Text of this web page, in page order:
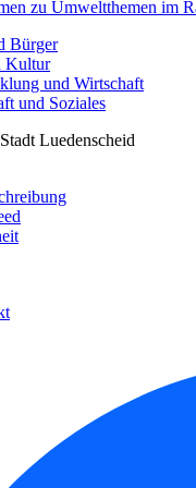
zu Umweltthemen im
Bürger
Kultur
und Wirtschaft
und Soziales